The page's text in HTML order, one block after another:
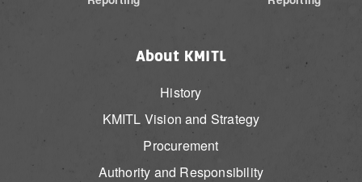
About KMITL
History
KMITL Vision and Strategy
Procurement
Authority and Responsibility